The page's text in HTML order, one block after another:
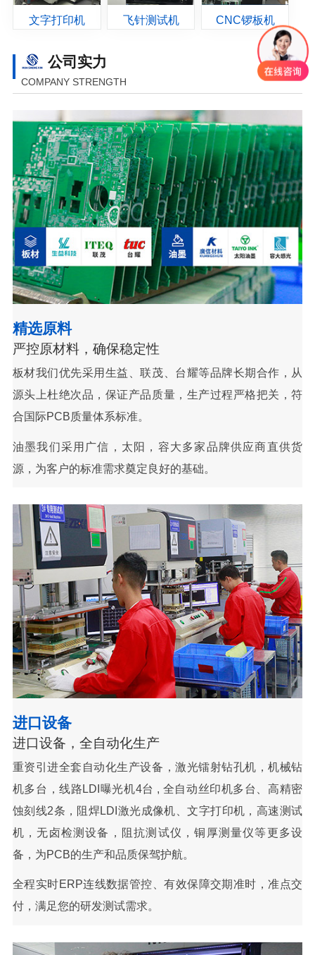
文字打印机 飞针测试机 CNC锣板机
公司实力
COMPANY STRENGTH
精选原料
严控原材料，确保稳定性
板材我们优先采用生益、联茂、台耀等品牌长期合作，从
源头上杜绝次品，保证产品质量，生产过程严格把关，符
合国际PCB质量体系标准。
油墨我们采用广信，太阳，容大多家品牌供应商直供货
源，为客户的标准需求奠定良好的基础。
进口设备
进口设备，全自动化生产
重资引进全套自动化生产设备，激光镭射钻孔机，机械钻
机多台，线路LDI曝光机4台 , 全自动丝印机多台、高精密
蚀刻线2条，阻焊LDI激光成像机、文字打印机，高速测试
机，无卤检测设备，阻抗测试仪，铜厚测量仪等更多设
备，为PCB的生产和品质保驾护航。
全程实时ERP连线数据管控、有效保障交期准时，准点交
付，满足您的研发测试需求。